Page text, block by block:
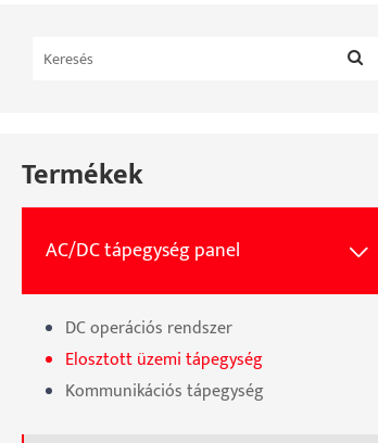
Termékek
AC/DC tápegység panel 
DC operációs rendszer
Elosztott üzemi tápegység
Kommunikációs tápegység